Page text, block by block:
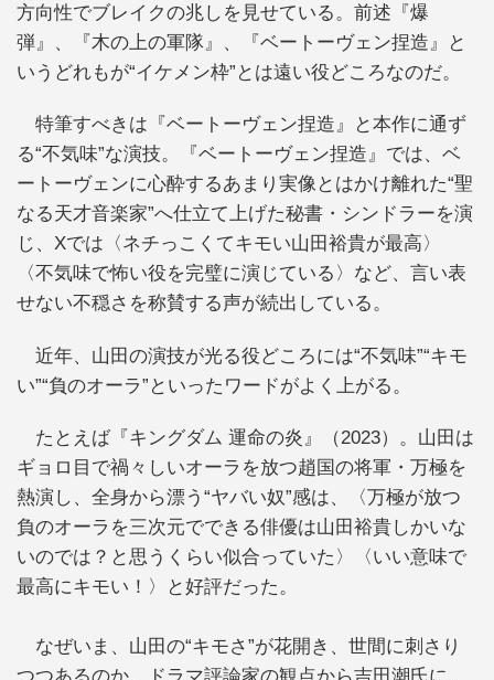
方向性でブレイクの兆しを見せている。前述『爆
弾』、『木の上の軍隊』、『ベートーヴェン捏造』と
いうどれもが“イケメン枠”とは遠い役どころなのだ。
特筆すべきは『ベートーヴェン捏造』と本作に通ず
る“不気味”な演技。『ベートーヴェン捏造』では、ベ
ートーヴェンに心酔するあまり実像とはかけ離れた“聖
なる天才音楽家”へ仕立て上げた秘書・シンドラーを演
じ、Xでは〈ネチっこくてキモい山田裕貴が最高〉
〈不気味で怖い役を完璧に演じている〉など、言い表
せない不穏さを称賛する声が続出している。
近年、山田の演技が光る役どころには“不気味”“キモ
い”“負のオーラ”といったワードがよく上がる。
たとえば『キングダム 運命の炎』（2023）。山田は
ギョロ目で禍々しいオーラを放つ趙国の将軍・万極を
熱演し、全身から漂う“ヤバい奴”感は、〈万極が放つ
負のオーラを三次元でできる俳優は山田裕貴しかいな
いのでは？と思うくらい似合っていた〉〈いい意味で
最高にキモい！〉と好評だった。
なぜいま、山田の“キモさ”が花開き、世間に刺さり